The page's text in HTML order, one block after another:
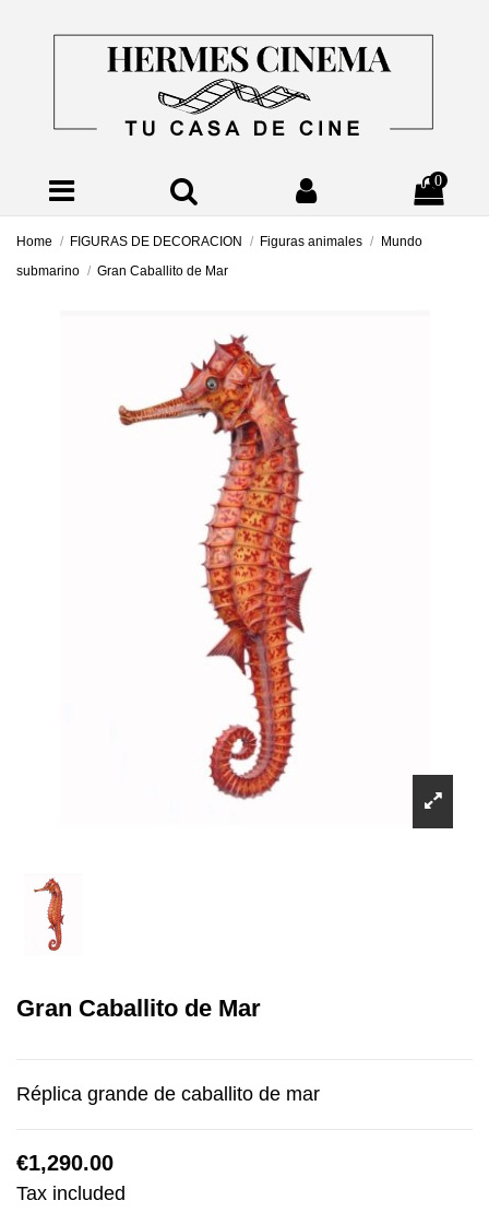
0
Home FIGURAS DE DECORACION Figuras animales
Mundo
submarino
Gran Caballito de Mar
Gran Caballito de Mar
Réplica grande de caballito de mar
€1,290.00
Tax included